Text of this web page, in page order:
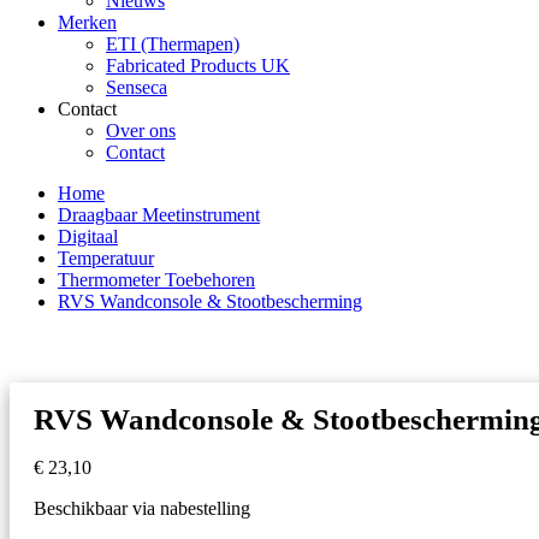
Merken
ETI (Thermapen)
Fabricated Products UK
Senseca
Contact
Over ons
Contact
Home
Draagbaar Meetinstrument
Digitaal
Temperatuur
Thermometer Toebehoren
RVS Wandconsole & Stootbescherming
RVS Wandconsole &
€ 23,10
Beschikbaar via nabestelling